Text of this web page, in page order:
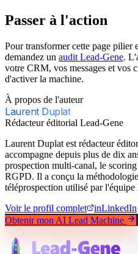
Passer à l'action
Pour transformer cette page pilier
demandez un audit Lead-Gene.
votre CRM, vos messages et vos
d'activer la machine.
À propos de l'auteur
Laurent Duplat
Rédacteur éditorial Lead-Gene
Laurent Duplat est rédacteur
accompagne depuis plus de dix
prospection multi-canal, le
RGPD. Il a conçu la
téléprospection utilisé par l'équipe
Voir le profil complet
inLinkedIn
Obtenir mon AI Lead Machine